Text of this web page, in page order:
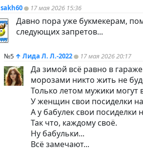
sakh60 17 мая 2026 15:36
Давно пора уже букмекерам,
следующих запретов...
№5 ↑ Лида Л. Л.-2022 17 мая 2026 20:17
Да зимой всё равно в
морозами никто жить не
Только летом мужики могут
У женщин свои посиделки
А у бабулек свои посиделки
Так что, каждому своё.
Ну бабульки...
Всё замечают...